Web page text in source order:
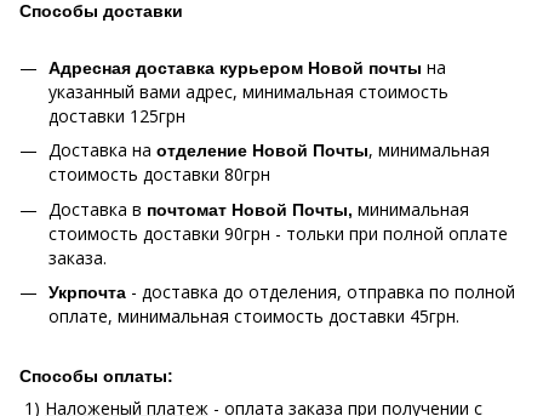
Способы доставки
Адресная доставка курьером Новой почты на
указанный вами адрес, минимальная стоимость
доставки 125грн
Доставка на отделение Новой Почты, минимальная
стоимость доставки 80грн
Доставка в почтомат Новой Почты, минимальная
стоимость доставки 90грн - тольки при полной оплате
заказа.
Укрпочта - доставка до отделения, отправка по полной
оплате, минимальная стоимость доставки 45грн.
Способы оплаты:
1) Наложеный платеж - оплата заказа при получении с